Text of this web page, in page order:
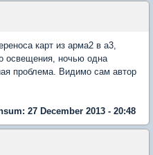
карт из арма2 в а3,
освещения, ночью одна
проблема. Видимо сам автор
27 December 2013 - 20:48